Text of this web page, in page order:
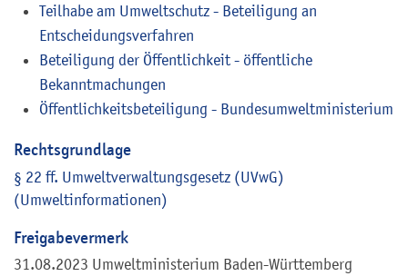
Teilhabe am Umweltschutz - Beteiligung an
Entscheidungsverfahren
Beteiligung der Öffentlichkeit - öffentliche
Bekanntmachungen
Öffentlichkeitsbeteiligung - Bundesumweltministerium
Rechtsgrundlage
§ 22 ff. Umweltverwaltungsgesetz (UVwG)
(Umweltinformationen)
Freigabevermerk
31.08.2023 Umweltministerium Baden-Württemberg